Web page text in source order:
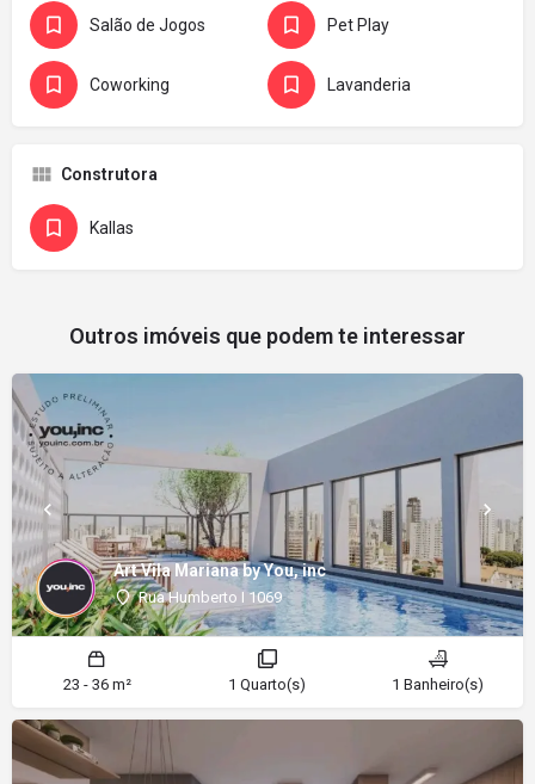
Salão de Jogos Pet Play
Coworking Lavanderia
Construtora
Kallas
Outros imóveis que podem te interessar
Art Vila Mariana by You, inc
Rua Humberto I 1069
23 - 36 m² 1 Quarto(s) 1 Banheiro(s)